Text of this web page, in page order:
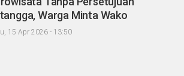
Warga Minta Wako
Nonaktifkan Zulken
15 Apr 2026 - 13:50